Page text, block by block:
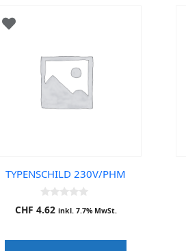
TYPENSCHILD 230V/PHM
0
o
o
CHF 4.62 inkl. 7.7% MwSt.